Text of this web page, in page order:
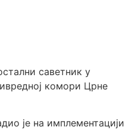
саветник у
комори Црне
је на имплементацији